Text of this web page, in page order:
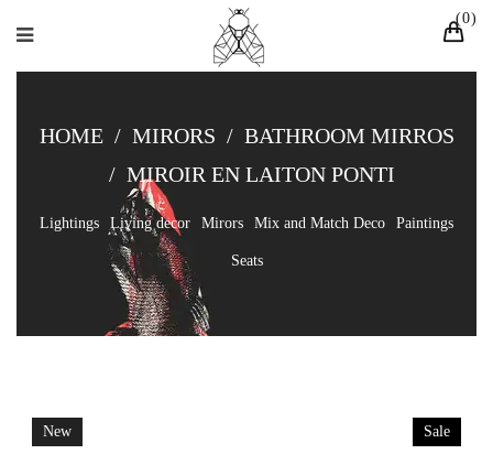
0
HOME / MIRORS / BATHROOM MIRROS
/ MIROIR EN LAITON PONTI
Lightings Living decor Mirors Mix and Match Deco Paintings
Seats
Sale
New